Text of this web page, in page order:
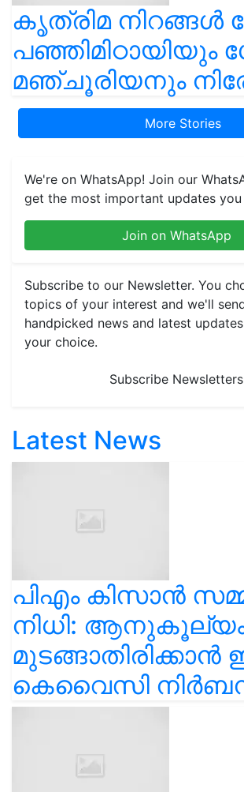
കൃത്രിമ നിറങ്ങൾ
പഞ്ഞിമിഠായിയും
മഞ്ചൂരിയനും
More Stories
We're on WhatsApp! Join our
get the most important updates you
Join on WhatsApp
Subscribe to our Newsletter. You
topics of your interest and we'll
handpicked news and latest
your choice.
Subscribe Newsletters
Latest News
പിഎം കിസാൻ
നിധി:
മുടങ്ങാതിരിക്കാൻ
കെവൈസി